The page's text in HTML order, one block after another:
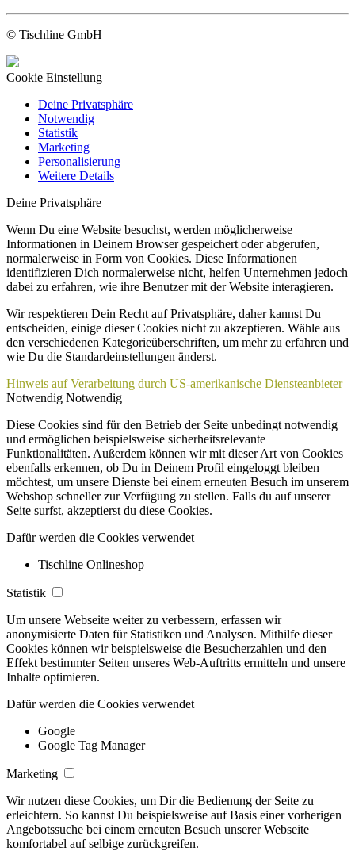
© Tischline GmbH
Cookie Einstellung
Deine Privatsphäre
Notwendig
Statistik
Marketing
Personalisierung
Weitere Details
Deine Privatsphäre
Wenn Du eine Website besuchst, werden möglicherweise
Informationen in Deinem Browser gespeichert oder abgerufen,
normalerweise in Form von Cookies. Diese Informationen
identifizieren Dich normalerweise nicht, helfen Unternehmen jedoch
dabei zu erfahren, wie ihre Benutzer mit der Website interagieren.
Wir respektieren Dein Recht auf Privatsphäre, daher kannst Du
entscheiden, einige dieser Cookies nicht zu akzeptieren. Wähle aus
den verschiedenen Kategorieüberschriften, um mehr zu erfahren und
wie Du die Standardeinstellungen änderst.
Hinweis auf Verarbeitung durch US-amerikanische Diensteanbieter
Notwendig Notwendig
Diese Cookies sind für den Betrieb der Seite unbedingt notwendig
und ermöglichen beispielsweise sicherheitsrelevante
Funktionalitäten. Außerdem können wir mit dieser Art von Cookies
ebenfalls erkennen, ob Du in Deinem Profil eingeloggt bleiben
möchtest, um unsere Dienste bei einem erneuten Besuch im unserem
Webshop schneller zur Verfügung zu stellen. Falls du auf unserer
Seite surfst, akzeptierst du diese Cookies.
Dafür werden die Cookies verwendet
Tischline Onlineshop
Statistik
Um unsere Webseite weiter zu verbessern, erfassen wir
anonymisierte Daten für Statistiken und Analysen. Mithilfe dieser
Cookies können wir beispielsweise die Besucherzahlen und den
Effekt bestimmter Seiten unseres Web-Auftritts ermitteln und unsere
Inhalte optimieren.
Dafür werden die Cookies verwendet
Google
Google Tag Manager
Marketing
Wir nutzen diese Cookies, um Dir die Bedienung der Seite zu
erleichtern. So kannst Du beispielsweise auf Basis einer vorherigen
Angebotssuche bei einem erneuten Besuch unserer Webseite
komfortabel auf selbige zurückgreifen.